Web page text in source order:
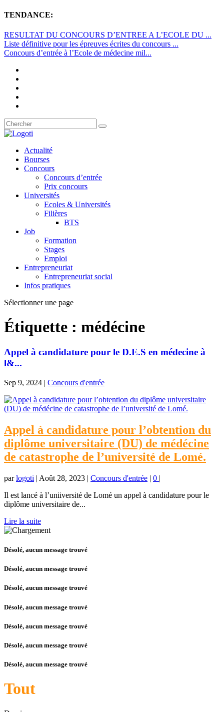
TENDANCE:
RESULTAT DU CONCOURS D’ENTREE A L’ECOLE DU ...
Liste définitive pour les épreuves écrites du concours ...
Concours d’entrée à l’Ecole de médecine mil...
Actualité
Bourses
Concours
Concours d’entrée
Prix concours
Universités
Ecoles & Universités
Filières
BTS
Job
Formation
Stages
Emploi
Entrepreneuriat
Entrepreneuriat social
Infos pratiques
Sélectionner une page
Étiquette : médécine
Appel à candidature pour le D.E.S en médecine à
l&...
Sep 9, 2024 | Concours d'entrée
Appel à candidature pour l’obtention du
diplôme universitaire (DU) de médécine
de catastrophe de l’université de Lomé.
parlogoti | Août 28, 2023 | Concours d'entrée | 0 |
Il est lancé à l’uniiversité de Lomé un appel à candidature pour le
diplôme universitaire de...
Lire la suite
Désolé, aucun message trouvé
Désolé, aucun message trouvé
Désolé, aucun message trouvé
Désolé, aucun message trouvé
Désolé, aucun message trouvé
Désolé, aucun message trouvé
Désolé, aucun message trouvé
Tout